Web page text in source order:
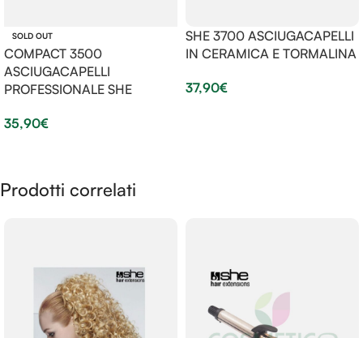
SOLD OUT
COMPACT 3500
ASCIUGACAPELLI
PROFESSIONALE SHE
35,90€
SHE 3700 ASCIUGACAPELLI
IN CERAMICA E TORMALINA
37,90€
Prodotti correlati